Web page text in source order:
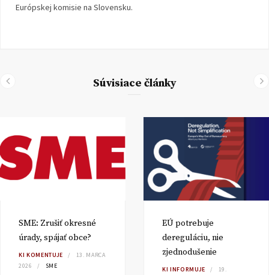
Európskej komisie na Slovensku.
Súvisiace články
SME: Zrušiť okresné
úrady, spájať obce?
KI KOMENTUJE
13. MARCA
2026
SME
EÚ potrebuje
dereguláciu, nie
zjednodušenie
KI INFORMUJE
19.